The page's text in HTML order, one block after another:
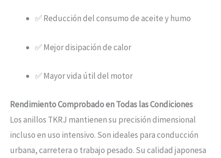
✅ Reducción del consumo de aceite y humo
✅ Mejor disipación de calor
✅ Mayor vida útil del motor
Rendimiento Comprobado en Todas las Condiciones
Los anillos TKRJ mantienen su precisión dimensional
incluso en uso intensivo. Son ideales para conducción
urbana, carretera o trabajo pesado. Su calidad japonesa